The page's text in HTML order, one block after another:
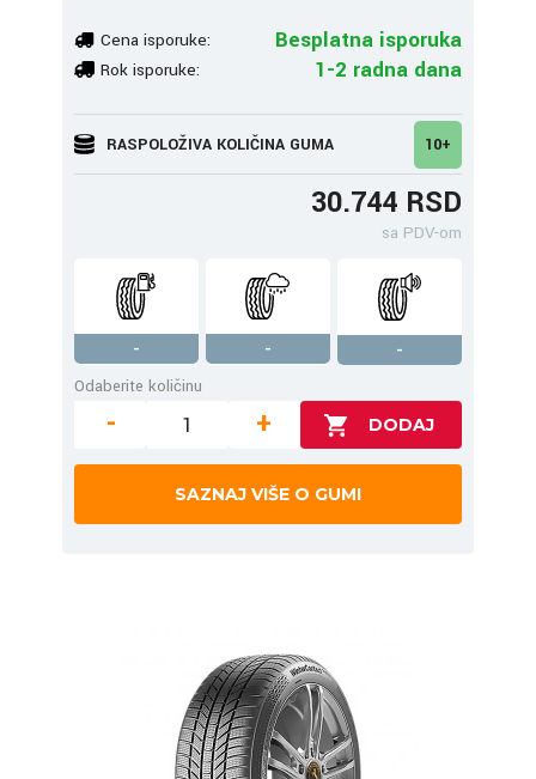
Cena isporuke: Besplatna isporuka
Rok isporuke: 1-2 radna dana
RASPOLOŽIVA KOLIČINA GUMA 10+
30.744 RSD
sa PDV-om
- -
-
Odaberite količinu
- +
SAZNAJ VIŠE O GUMI